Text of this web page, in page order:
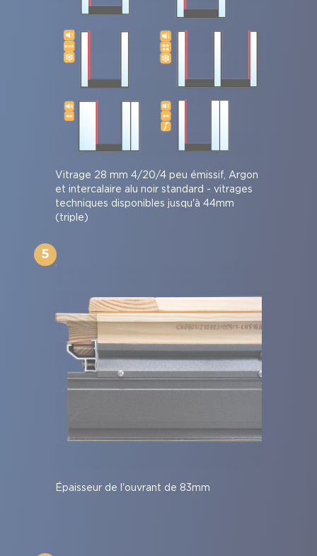
Vitrage 28 mm 4/20/4 peu émissif, Argon
et intercalaire alu noir standard - vitrages
techniques disponibles jusqu'à 44mm
(triple)
Épaisseur de l'ouvrant de 83mm
5